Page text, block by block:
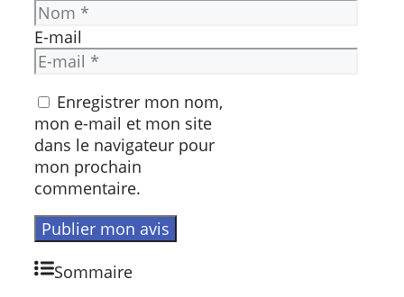
E-mail
Enregistrer mon nom,
mon e-mail et mon site
dans le navigateur pour
mon prochain
commentaire.
Sommaire